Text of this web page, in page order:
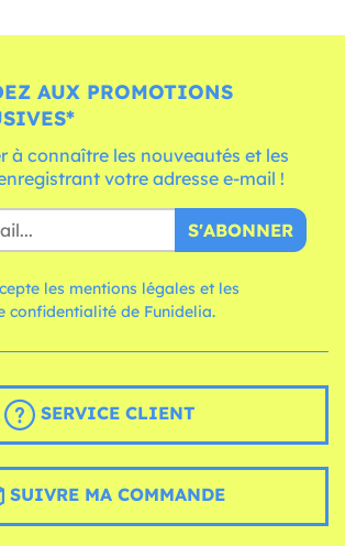
AUX PROMOTIONS
à connaître les nouveautés et les
votre adresse e-mail !
S'ABONNER
les mentions légales et les
confidentialité de Funidelia.
SERVICE CLIENT
SUIVRE MA COMMANDE